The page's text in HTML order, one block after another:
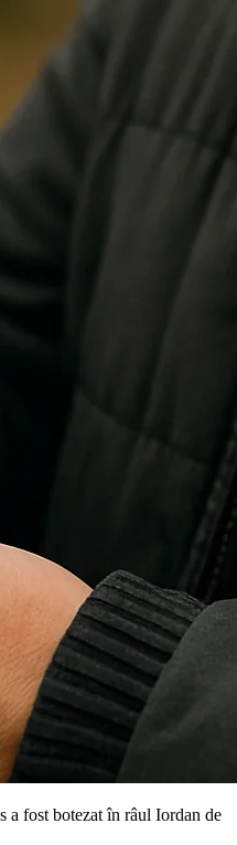
a fost botezat în râul Iordan de